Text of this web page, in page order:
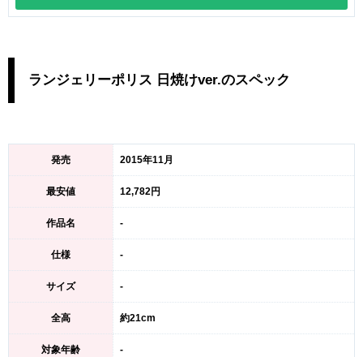
ランジェリーポリス 日焼けver.のスペック
発売 2015年11月
最安値 12,782円
作品名 -
仕様 -
サイズ -
全高 約21cm
対象年齢 -